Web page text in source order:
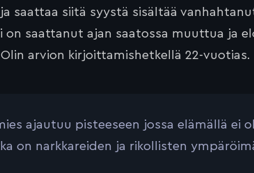
ja saattaa siitä syystä sisältää
on saattanut ajan saatossa muuttua ja
arvion kirjoittamishetkellä 22-vuotias.
ajautuu pisteeseen jossa elämällä ei
on narkkareiden ja rikollisten